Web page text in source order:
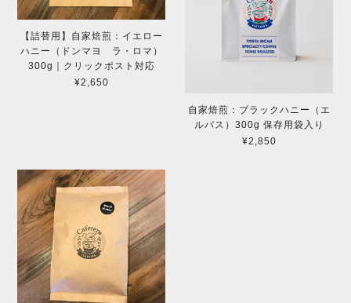
【詰替用】自家焙煎：イエロー
ハニー（ドンマヨ ラ・ロマ）
300g｜クリックポスト対応
¥2,650
自家焙煎：ブラックハニー（エ
ルバス）300g 保存用袋入り
¥2,850